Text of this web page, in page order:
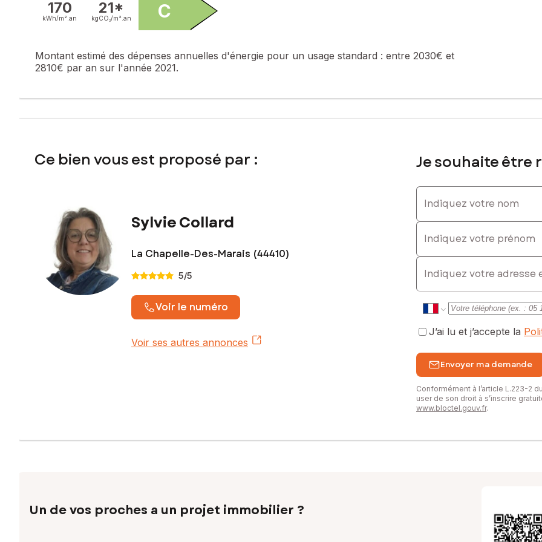
Contactez votre conseiller SAFTI : Sylvie COLLARD, Tél. : 0618196688, E-mail : sylvie.collard@safti.fr - EI - Agent commercial
170
kWh/m². an
21*
kgCO₂/m². an C
Montant estimé des dépenses annuelles d'énergie pour un usage standard : entre 2030€ et
2810€ par an sur l'année 2021.
Ce bien vous est proposé par :
Sylvie Collard
La Chapelle-Des-Marais (44410)
5/5
Voir le numéro
Voir ses autres annonces
Je souhaite être
Indiquez votre nom
Indiquez votre prénom
E-mail
J’ai lu et j’accepte la
Envoyer ma demande
Conformément à l’article L.223-2
user de son droit à s’inscrire
www.bloctel.gouv.fr.
Un de vos proches a un projet immobilier ?